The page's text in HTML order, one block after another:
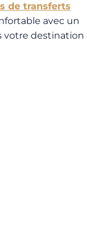
de transferts
avec un
votre destination